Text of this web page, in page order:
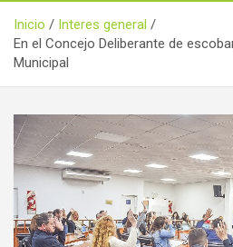
Inicio
Interes general
En el Concejo Deliberante de
Municipal